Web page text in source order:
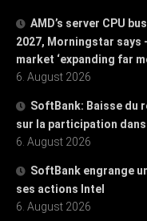
AMD’s server CPU
2027, Morningstar
market ‘expanding far
6. August 2026
SoftBank: Baisse du
sur la participation dans
6. August 2026
SoftBank engrange
ses actions Intel
6. August 2026